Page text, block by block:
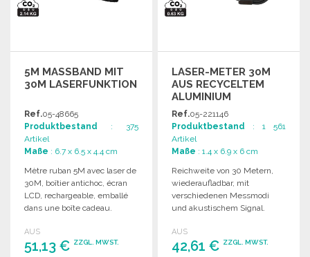
5M MASSBAND MIT 3
0M LASERFUNKTION
Ref.05-48665
Produktbestand : 375
Artikel
Maße : 6.7 x 6.5 x 4.4 cm
Mètre ruban 5M avec laser de
30M, boîtier antichoc, écran
LCD, rechargeable, emballé
dans une boîte cadeau.
AUS
51,13 € ZZGL. MWST.
LASER-METER 30M
AUS RECYCELTEM
ALUMINIUM
Ref.05-221146
Produktbestand : 1 561
Artikel
Maße : 1.4 x 6.9 x 6 cm
Reichweite von 30 Metern,
wiederaufladbar, mit
verschiedenen Messmodi
und akustischem Signal.
benutzerfreundlich für
präzise Messungen.
AUS
42,61 € ZZGL. MWST.